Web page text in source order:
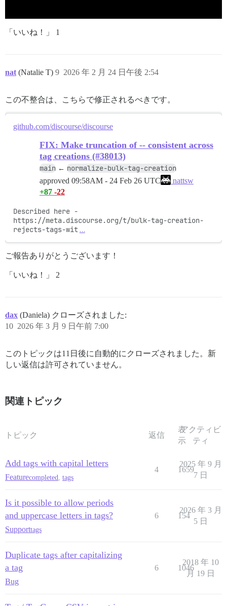
「いいね！」 1
nat (Natalie T) 2026 年 2 月 24 日午後 2:54
9
この不整合は、こちらで修正されるべきです。
github.com/discourse/discourse
FIX: Make truncation of -- consistent across
tag creations (#38013)
main ← normalize-bulk-tag-creation
approved 09:58AM - 24 Feb 26 UTC
nattsw
+87 -22
Described here -
https://meta.discourse.org/t/bulk-tag-creation-
rejects-tags-wit …
ご報告ありがとうございます！
「いいね！」 2
dax (Daniela) クローズされました:
2026 年 3 月 9 日午前 7:00
10
このトピックは11日後に自動的にクローズされました。新
しい返信は許可されていません。
関連トピック
トピック 返信
表
示
アクティビ
ティ
Add tags with capital letters
Featurecompleted tags
4 1659
2025 年 9 月
7 日
Is it possible to allow periods
and uppercase letters in tags?
Supporttags
6 154
2026 年 3 月
5 日
Duplicate tags after capitalizing
a tag
Bug
6 1046
2018 年 10
月 19 日